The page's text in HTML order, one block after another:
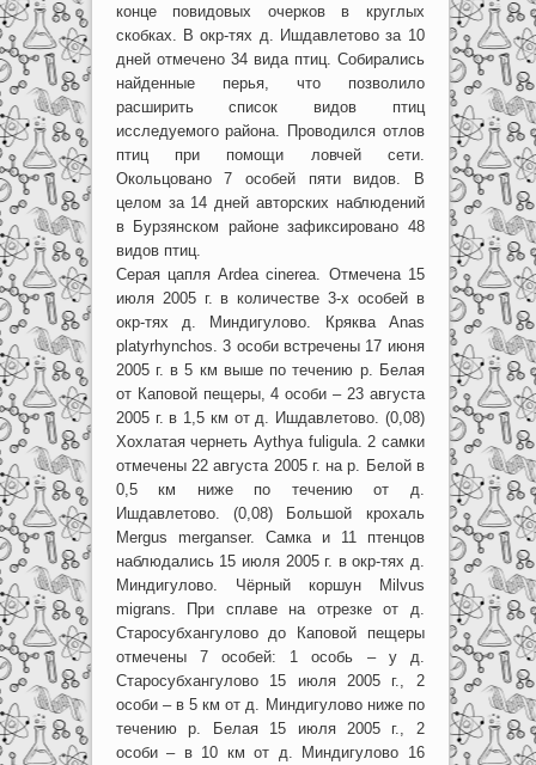
конце повидовых очерков в круглых
скобках. В окр-тях д. Ишдавлетово за 10
дней отмечено 34 вида птиц. Собирались
найденные перья, что позволило
расширить список видов птиц
исследуемого района. Проводился отлов
птиц при помощи ловчей сети.
Окольцовано 7 особей пяти видов. В
целом за 14 дней авторских наблюдений
в Бурзянском районе зафиксировано 48
видов птиц.
Серая цапля Ardea cinerea. Отмечена 15
июля 2005 г. в количестве 3-х особей в
окр-тях д. Миндигулово. Кряква Anas
platyrhynchos. 3 особи встречены 17 июня
2005 г. в 5 км выше по течению р. Белая
от Каповой пещеры, 4 особи – 23 августа
2005 г. в 1,5 км от д. Ишдавлетово. (0,08)
Хохлатая чернеть Aythya fuligula. 2 самки
отмечены 22 августа 2005 г. на р. Белой в
0,5 км ниже по течению от д.
Ишдавлетово. (0,08) Большой крохаль
Mergus merganser. Самка и 11 птенцов
наблюдались 15 июля 2005 г. в окр-тях д.
Миндигулово. Чёрный коршун Milvus
migrans. При сплаве на отрезке от д.
Старосубхангулово до Каповой пещеры
отмечены 7 особей: 1 особь – у д.
Старосубхангулово 15 июля 2005 г., 2
особи – в 5 км от д. Миндигулово ниже по
течению р. Белая 15 июля 2005 г., 2
особи – в 10 км от д. Миндигулово 16